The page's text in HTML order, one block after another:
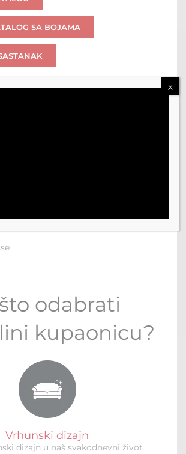
SA BOJAMA
feature of Tratto is the door with
can be ordered to match the
and in Silver, White, Bronze and
odabrati
kupaonicu?
Vrhunski dizajn
dizajn u naš svakodnevni život
X